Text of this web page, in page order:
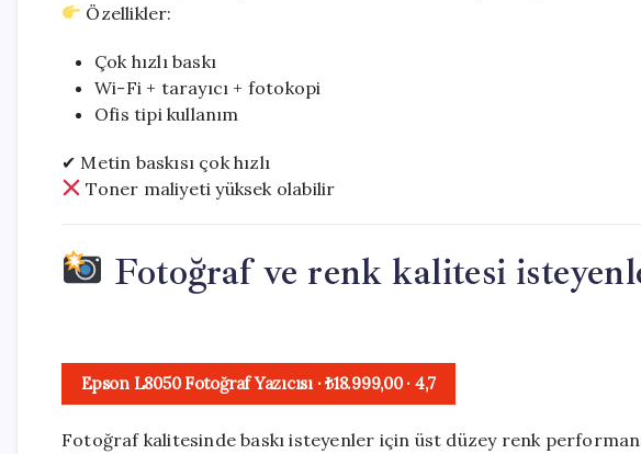
Özellikler:
Çok hızlı baskı
Wi-Fi + tarayıcı + fotokopi
Ofis tipi kullanım
✔ Metin baskısı çok hızlı
Toner maliyeti yüksek olabilir
Fotoğraf ve renk kalitesi
Epson L8050 Fotoğraf Yazıcısı· ₺18.999,00· 4,7
Fotoğraf kalitesinde baskı isteyenler için üst düzey renk